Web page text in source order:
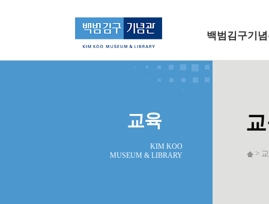
백범김구기
교육
KIM KOO
MUSEUM & LIBRARY
>